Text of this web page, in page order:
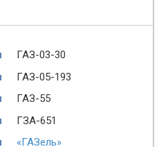
ГАЗ-03-30
ГАЗ-05-193
ГАЗ-55
ГЗА-651
«ГАЗель»